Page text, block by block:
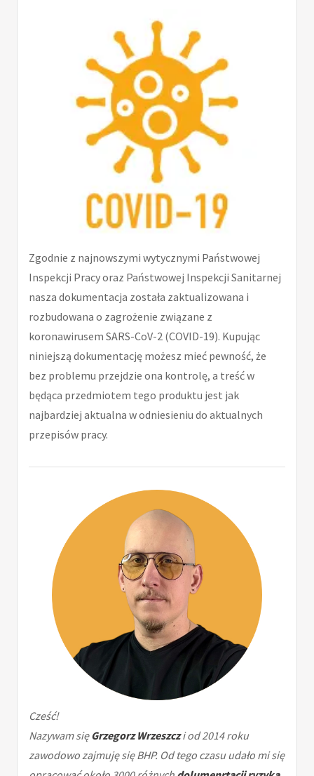
Zgodnie z najnowszymi wytycznymi Państwowej
Inspekcji Pracy oraz Państwowej Inspekcji Sanitarnej
nasza dokumentacja została zaktualizowana i
rozbudowana o zagrożenie związane z
koronawirusem SARS-CoV-2 (COVID-19). Kupując
niniejszą dokumentację możesz mieć pewność, że
bez problemu przejdzie ona kontrolę, a treść w
będąca przedmiotem tego produktu jest jak
najbardziej aktualna w odniesieniu do aktualnych
przepisów pracy.
Cześć!
Nazywam sięGrzegorz Wrzeszczi od 2014 roku
zawodowo zajmuję się BHP. Od tego czasu udało mi się